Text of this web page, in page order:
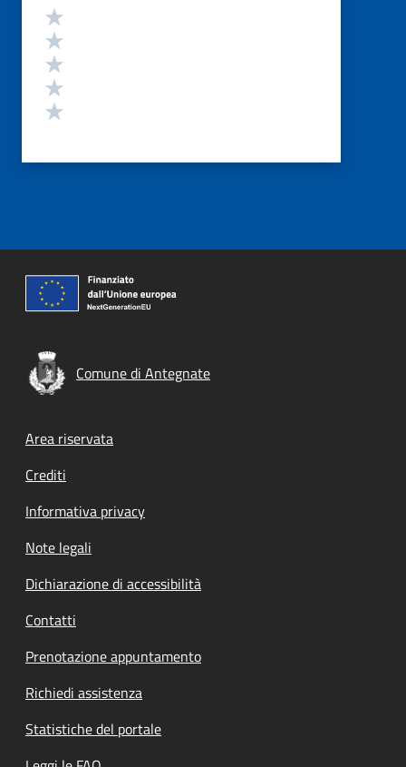
Valutazione
Comune di Antegnate
Footer menu
Area riservata
Crediti
Informativa privacy
Note legali
Dichiarazione di accessibilità
Contatti
Prenotazione appuntamento
Richiedi assistenza
Statistiche del portale